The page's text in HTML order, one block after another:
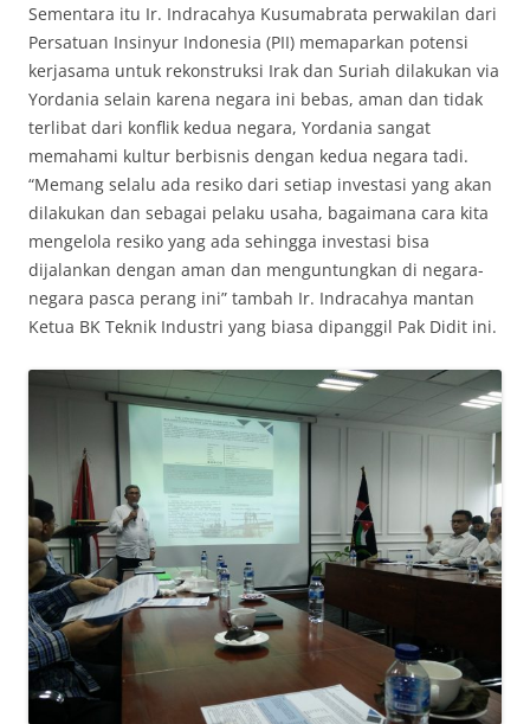
Sementara itu Ir. Indracahya Kusumabrata perwakilan dari
Persatuan Insinyur Indonesia (PII) memaparkan potensi
kerjasama untuk rekonstruksi Irak dan Suriah dilakukan via
Yordania selain karena negara ini bebas, aman dan tidak
terlibat dari konflik kedua negara, Yordania sangat
memahami kultur berbisnis dengan kedua negara tadi.
“Memang selalu ada resiko dari setiap investasi yang akan
dilakukan dan sebagai pelaku usaha, bagaimana cara kita
mengelola resiko yang ada sehingga investasi bisa
dijalankan dengan aman dan menguntungkan di negara-
negara pasca perang ini” tambah Ir. Indracahya mantan
Ketua BK Teknik Industri yang biasa dipanggil Pak Didit ini.